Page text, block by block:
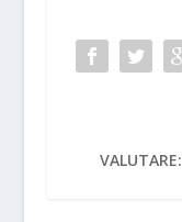
VALUTARE: